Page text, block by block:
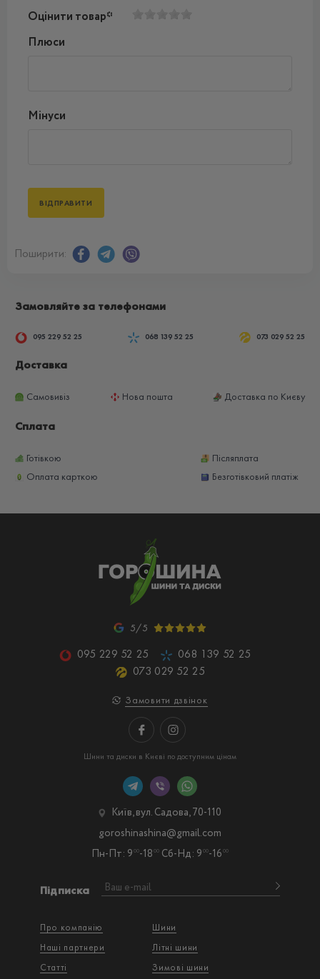
Оцінити товар*
Плюси
Мінуси
Поширити:
Замовляйте за телефонами
095 229 52 25 068 139 52 25 073 029 52 25
Доставка
Самовивіз Нова пошта Доставка по Києву
Сплата
Готівкою
Післяплата
Оплата карткою
Безготівковий платіж
5/5
095 229 52 25
068 139 52 25
073 029 52 25
Замовити дзвінок
Шини та диски в Києві по доступним цінам
Про компанію
Наші партнери
Статті
Шини
Літні шини
Зимові шини
Підписка
Київ, вул. Садова, 70-110
Пн-Пт: 9 00-18 00 Сб-Нд: 9 00-16 00
goroshinashina@gmail.com